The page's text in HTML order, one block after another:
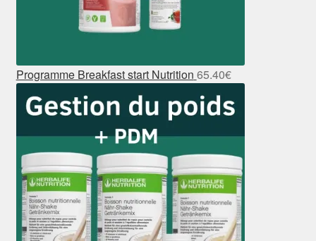
Programme Breakfast start Nutrition 65.40€